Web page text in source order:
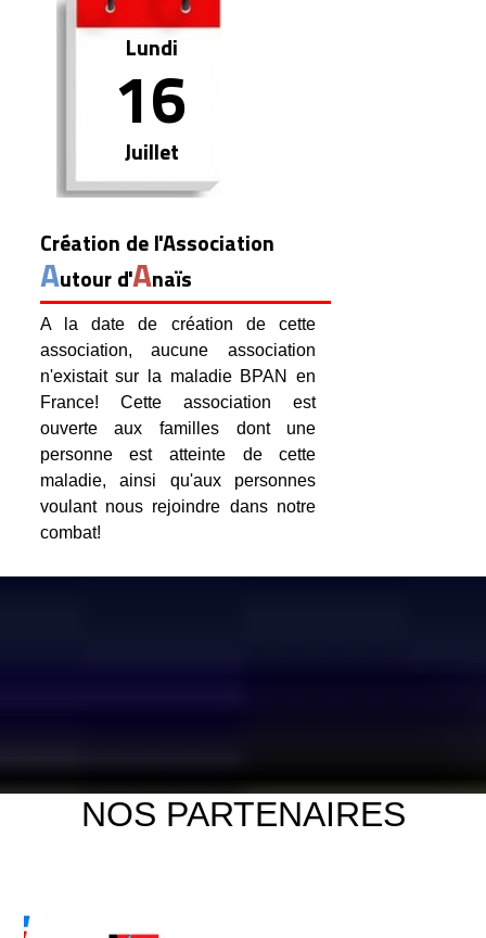
Lundi
16
Juillet
Création de l'Association
Autour d'Anaïs
A la date de création de cette
association, aucune association
n'existait sur la maladie BPAN en
France! Cette association est
ouverte aux familles dont une
personne est atteinte de cette
maladie, ainsi qu'aux personnes
voulant nous rejoindre dans notre
combat!
NOS PARTENAIRES